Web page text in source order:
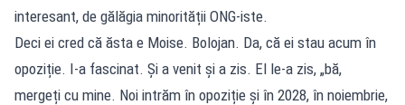
interesant, de gălăgia minorității ONG-iste.
Deci ei cred că ăsta e Moise. Bolojan. Da, că ei stau acum în
opoziție. I-a fascinat. Și a venit și a zis. El le-a zis, „bă,
mergeți cu mine. Noi intrăm în opoziție și în 2028, în noiembrie,